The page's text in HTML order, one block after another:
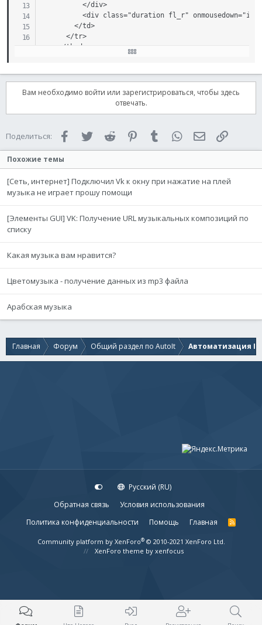
          </div>
<div class="duration fl_r" onmousedown="if
        </td>
      </tr>
    </tbody>
Вам необходимо войти или зарегистрироваться, чтобы здесь
отвечать.
Поделиться: FacebookTwitter Reddit PinterestTumblr WhatsAppЭлектронная
Похожие темы
[Сеть, интернет] Подключил Vk к окну при нажатие на плей
музыка не играет прошу помощи
[Элементы GUI] VK: Получение URL музыкальных композиций по
списку
Какая музыка вам нравится?
Цветомузыка - получение данных из mp3 файла
Арабская музыка
Главная Форум Общий раздел по AutoIt Автоматизация
Русский (RU)
Обратная связь
Условия использования
Политика конфиденциальности
Помощь Главная
R
S
Community platform by XenForo® © 2010-2021 XenForo Ltd.
XenForo theme by xenfocus